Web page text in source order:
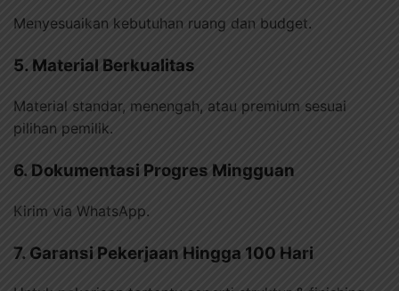
Menyesuaikan kebutuhan ruang dan budget.
5. Material Berkualitas
Material standar, menengah, atau premium sesuai
pilihan pemilik.
6. Dokumentasi Progres Mingguan
Kirim via WhatsApp.
7. Garansi Pekerjaan Hingga 100 Hari